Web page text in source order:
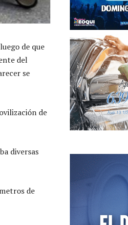
de que
del
se
de
diversas
de